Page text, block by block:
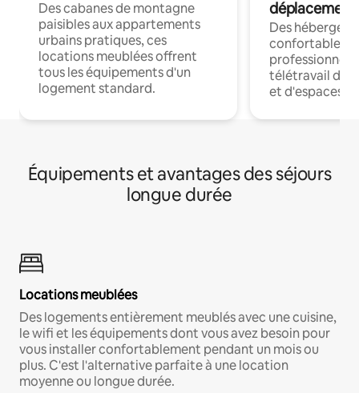
Des cabanes de montagne
paisibles aux appartements
urbains pratiques, ces
locations meublées offrent
tous les équipements d'un
logement standard.
déplacement
Des
confortables
professionnels
télétravail
et d'espaces
Équipements et avantages des séjours
longue durée
Locations meublées
Des logements entièrement meublés avec une cuisine,
le wifi et les équipements dont vous avez besoin pour
vous installer confortablement pendant un mois ou
plus. C'est l'alternative parfaite à une location
moyenne ou longue durée.